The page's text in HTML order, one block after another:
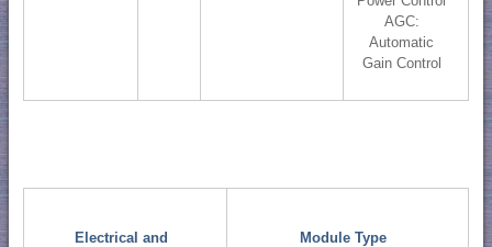
AGC:
Automatic
Gain Control
Electrical and Module Type